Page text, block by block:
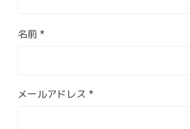
名前 *
メールアドレス *